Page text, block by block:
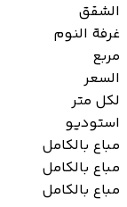
الشقق
غرفة النوم
مربع
السعر
لكل متر
استوديو
مباع بالكامل
مباع بالكامل
مباع بالكامل